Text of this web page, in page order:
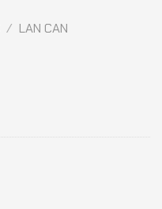
/ LAN CAN